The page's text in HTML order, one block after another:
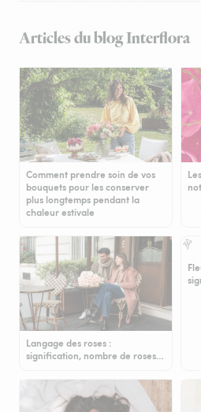
Articles du blog Interflora
Comment prendre soin de vos
bouquets pour les conserver
plus longtemps pendant la
chaleur estivale
Langage des roses :
signification, nombre de roses…